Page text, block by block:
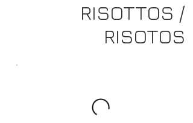
RISOTTOS /
RISOTOS